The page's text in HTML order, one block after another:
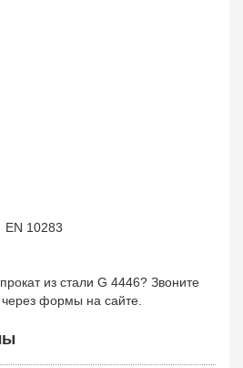
EN 10283
из стали G 4446? Звоните
через формы на сайте.